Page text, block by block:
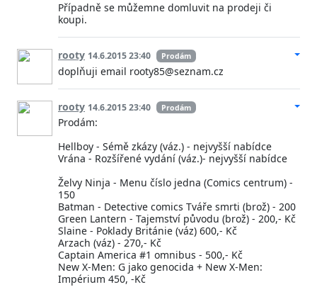
Případně se můžemne domluvit na prodeji či
koupi.
rooty 14.6.2015 23:40 Prodám
doplňuji email rooty85@seznam.cz
rooty 14.6.2015 23:40 Prodám
Prodám:
Hellboy - Sémě zkázy (váz.) - nejvyšší nabídce
Vrána - Rozšířené vydání (váz.)- nejvyšší nabídce
Želvy Ninja - Menu číslo jedna (Comics centrum) -
150
Batman - Detective comics Tváře smrti (brož) - 200
Green Lantern - Tajemství původu (brož) - 200,- Kč
Slaine - Poklady Británie (váz) 600,- Kč
Arzach (váz) - 270,- Kč
Captain America #1 omnibus - 500,- Kč
New X-Men: G jako genocida + New X-Men:
Impérium 450, -Kč